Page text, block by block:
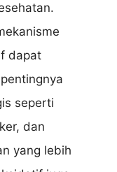
dapat
seperti
dan
yang lebih